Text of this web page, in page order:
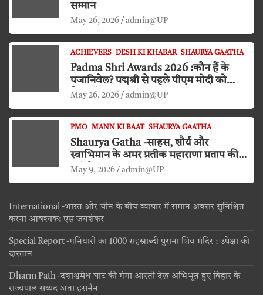
सम्मान
May 26, 2026 admin@UP
ACHIEVERS DESH KI KHABAR SHAURYA GAATHA
Padma Shri Awards 2026 :कौन हैं के
पजानिवेल? पद्मश्री से पहले पीएम मोदी को
किया दंडवत प्रणाम
May 26, 2026 admin@UP
PMO MANN KI BAAT SHAURYA GAATHA
Shaurya Gatha -साहस, शौर्य और
स्वाभिमान के अमर प्रतीक महाराणा प्रताप की
जयंती
May 9, 2026 admin@UP
International -भारत और चीन के बीच व्यापार में समान अवसर सुनिश्चित
करना आवश्यक: एस जयशंकर
Special Report -गनियारी का 1000 सहस्राब्दी पुराना शिव मंदिर : उपेक्षा की
दास्तान
Dharm Path -दशाश्वमेध घाट की गंगा आरती देख अभिभूत हुए बिहार के
राज्यपाल सय्यद अता हसनैन